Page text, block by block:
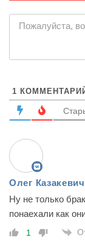
Пожалуйста,
1
Олег Казакевич
Ну не только
понаехали как
1